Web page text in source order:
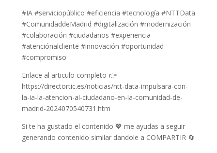
#IA #serviciopúblico #eficiencia #tecnología #NTTData
#ComunidaddeMadrid #digitalización #modernización
#colaboración #ciudadanos #experiencia
#atenciónalcliente #innovación #oportunidad
#compromiso
Enlace al articulo completo 👉
https://directortic.es/noticias/ntt-data-impulsara-con-
la-ia-la-atencion-al-ciudadano-en-la-comunidad-de-
madrid-2024070540731.htm
Si te ha gustado el contenido 💖 me ayudas a seguir
generando contenido similar dandole a COMPARTIR 🔄